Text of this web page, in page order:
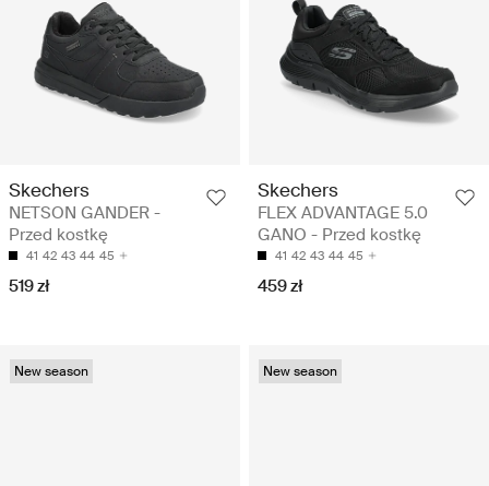
Skechers
NETSON GANDER -
Przed kostkę
41 42 43 44 45
519 zł
Skechers
FLEX ADVANTAGE 5.0
GANO - Przed kostkę
41 42 43 44 45
459 zł
New season New season